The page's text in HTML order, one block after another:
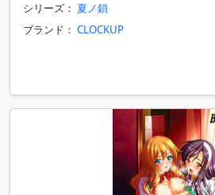
シリーズ： 夏ノ鎖
ブランド： CLOCKUP